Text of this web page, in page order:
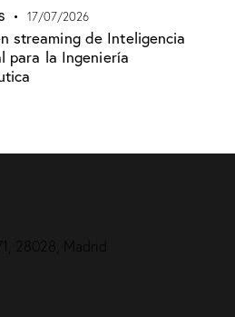
17/07/2026
streaming de Inteligencia
para la Ingeniería
28028, Madrid